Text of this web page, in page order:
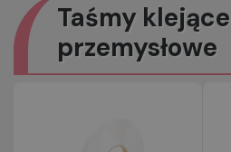
Taśmy
przemysłowe